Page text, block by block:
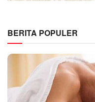
BERITA POPULER